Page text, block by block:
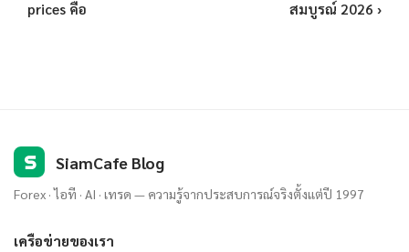
prices คือ
สมบูรณ์ 2026 ›
S SiamCafe Blog
Forex · ไอที · AI · เทรด — ความรู้จากประสบการณ์จริงตั้งแต่ปี 1997
เครือข่ายของเรา